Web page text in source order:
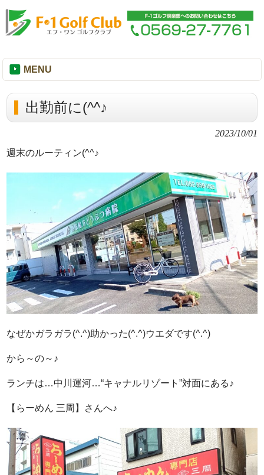
MENU
出勤前に(^^♪
2023/10/01
週末のルーティン(^^♪
なぜかガラガラ(^.^)助かった(^.^)ウエダです(^.^)
から～の～♪
ランチは…中川運河…“キャナルリゾート”対面にある♪
【らーめん 三周】さんへ♪